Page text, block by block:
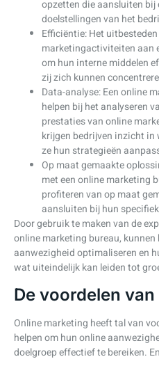
opzetten die aansluiten bij
doelstellingen van het
Efficiëntie: Het
marketingactiviteiten aan
om hun interne middelen
zij zich kunnen
Data-analyse: Een online
helpen bij het analyseren
prestaties van online
krijgen bedrijven inzicht in
ze hun strategieën
Op maat gemaakte
met een online marketing
profiteren van op maat
aansluiten bij hun
Door gebruik te maken van de
online marketing bureau,
aanwezigheid optimaliseren en
wat uiteindelijk kan leiden tot
De voordelen
Online marketing heeft tal van
helpen om hun online
doelgroep effectief te bereiken.